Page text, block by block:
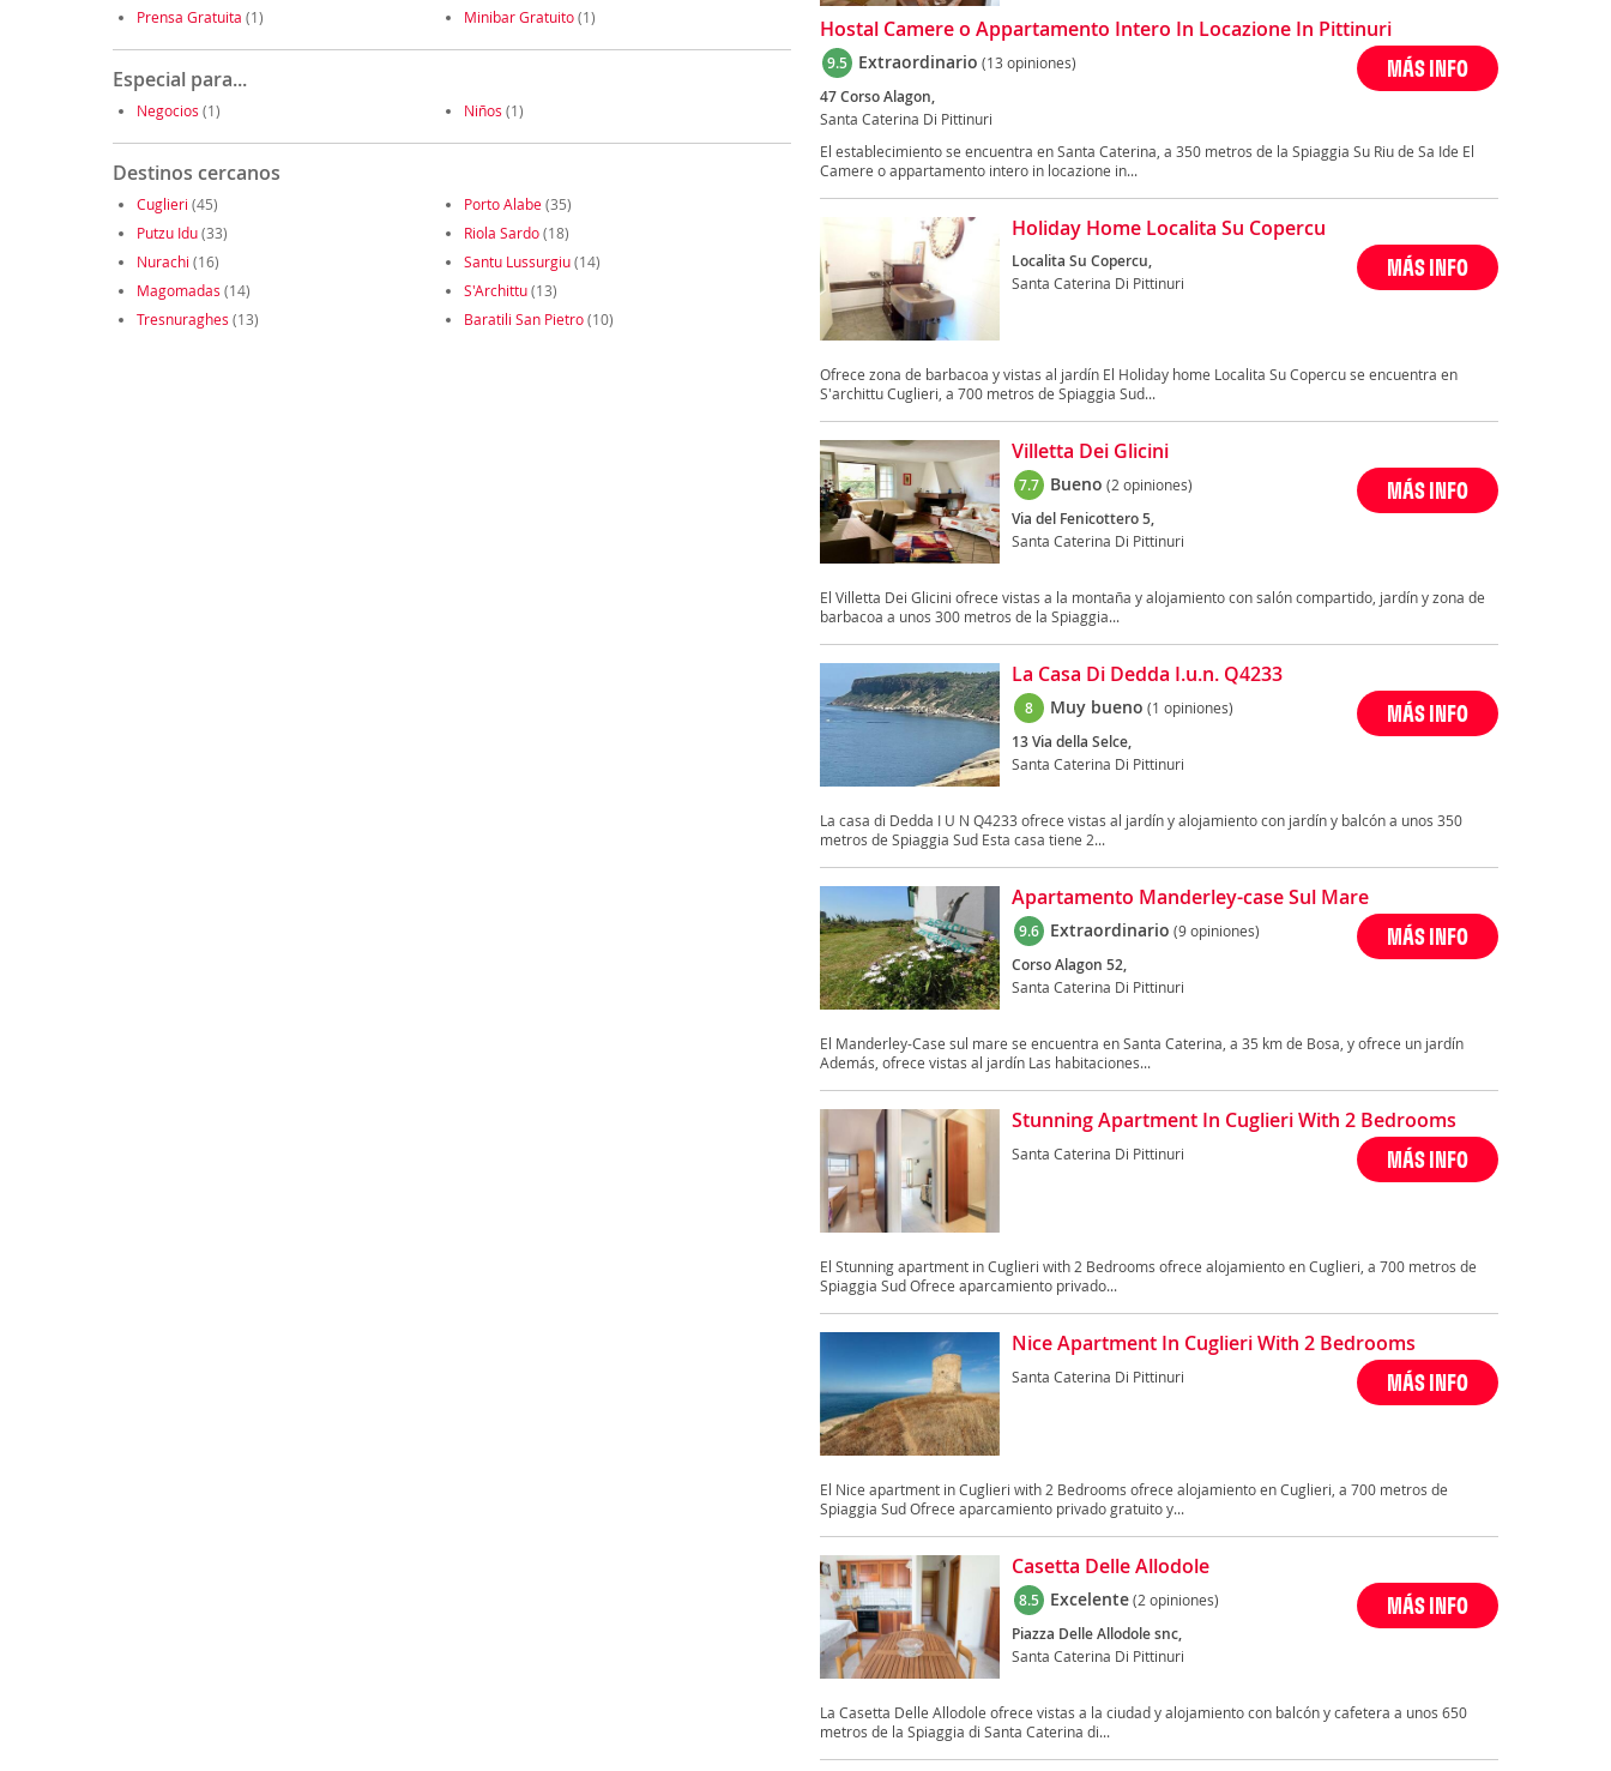
Prensa Gratuita (1) Minibar Gratuito(1)
Especial para...
Negocios (1) Niños (1)
Destinos cercanos
Cuglieri (45) Porto Alabe(35)
Putzu Idu(33) Riola Sardo(18)
Nurachi (16) Santu Lussurgiu(14)
Magomadas (14) S'Archittu(13)
Tresnuraghes (13) Baratili San Pietro(10)
Hostal Camere o Appartamento Intero In Locazione In Pittinuri
9.5 Extraordinario (13 opiniones)
47 Corso Alagon,
Santa Caterina Di Pittinuri
MÁS INFO
El establecimiento se encuentra en Santa Caterina, a 350 metros de la Spiaggia Su Riu de Sa Ide El
Camere o appartamento intero in locazione in...
Holiday Home Localita Su Copercu
Localita Su Copercu,
Santa Caterina Di Pittinuri
MÁS INFO
Ofrece zona de barbacoa y vistas al jardín El Holiday home Localita Su Copercu se encuentra en
S'archittu Cuglieri, a 700 metros de Spiaggia Sud...
Villetta Dei Glicini
7.7 Bueno (2 opiniones)
Via del Fenicottero 5,
Santa Caterina Di Pittinuri
MÁS INFO
El Villetta Dei Glicini ofrece vistas a la montaña y alojamiento con salón compartido, jardín y zona de
barbacoa a unos 300 metros de la Spiaggia...
La Casa Di Dedda I.u.n. Q4233
8 Muy bueno (1 opiniones)
13 Via della Selce,
Santa Caterina Di Pittinuri
MÁS INFO
La casa di Dedda I U N Q4233 ofrece vistas al jardín y alojamiento con jardín y balcón a unos 350
metros de Spiaggia Sud Esta casa tiene 2...
Apartamento Manderley-case Sul Mare
9.6 Extraordinario (9 opiniones)
Corso Alagon 52,
Santa Caterina Di Pittinuri
MÁS INFO
El Manderley-Case sul mare se encuentra en Santa Caterina, a 35 km de Bosa, y ofrece un jardín
Además, ofrece vistas al jardín Las habitaciones...
Stunning Apartment In Cuglieri With 2 Bedrooms
Santa Caterina Di Pittinuri MÁS INFO
El Stunning apartment in Cuglieri with 2 Bedrooms ofrece alojamiento en Cuglieri, a 700 metros de
Spiaggia Sud Ofrece aparcamiento privado...
Nice Apartment In Cuglieri With 2 Bedrooms
Santa Caterina Di Pittinuri MÁS INFO
El Nice apartment in Cuglieri with 2 Bedrooms ofrece alojamiento en Cuglieri, a 700 metros de
Spiaggia Sud Ofrece aparcamiento privado gratuito y...
Casetta Delle Allodole
8.5 Excelente(2 opiniones)
Piazza Delle Allodole snc,
Santa Caterina Di Pittinuri
MÁS INFO
La Casetta Delle Allodole ofrece vistas a la ciudad y alojamiento con balcón y cafetera a unos 650
metros de la Spiaggia di Santa Caterina di...